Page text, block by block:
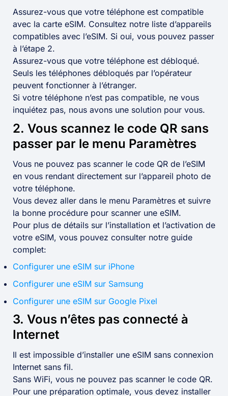
Assurez-vous que votre téléphone est compatible
avec la carte eSIM. Consultez notre liste d’appareils
compatibles avec l’eSIM. Si oui, vous pouvez passer
à l’étape 2.
Assurez-vous que votre téléphone est débloqué.
Seuls les téléphones débloqués par l’opérateur
peuvent fonctionner à l’étranger.
Si votre téléphone n’est pas compatible, ne vous
inquiétez pas, nous avons une solution pour vous.
2. Vous scannez le code QR sans
passer par le menu Paramètres
Vous ne pouvez pas scanner le code QR de l’eSIM
en vous rendant directement sur l’appareil photo de
votre téléphone.
Vous devez aller dans le menu Paramètres et suivre
la bonne procédure pour scanner une eSIM.
Pour plus de détails sur l’installation et l’activation de
votre eSIM, vous pouvez consulter notre guide
complet:
Configurer une eSIM sur iPhone
Configurer une eSIM sur Samsung
Configurer une eSIM sur Google Pixel
3. Vous n’êtes pas connecté à
Internet
Il est impossible d’installer une eSIM sans connexion
Internet sans fil.
Sans WiFi, vous ne pouvez pas scanner le code QR.
Pour une préparation optimale, vous devez installer